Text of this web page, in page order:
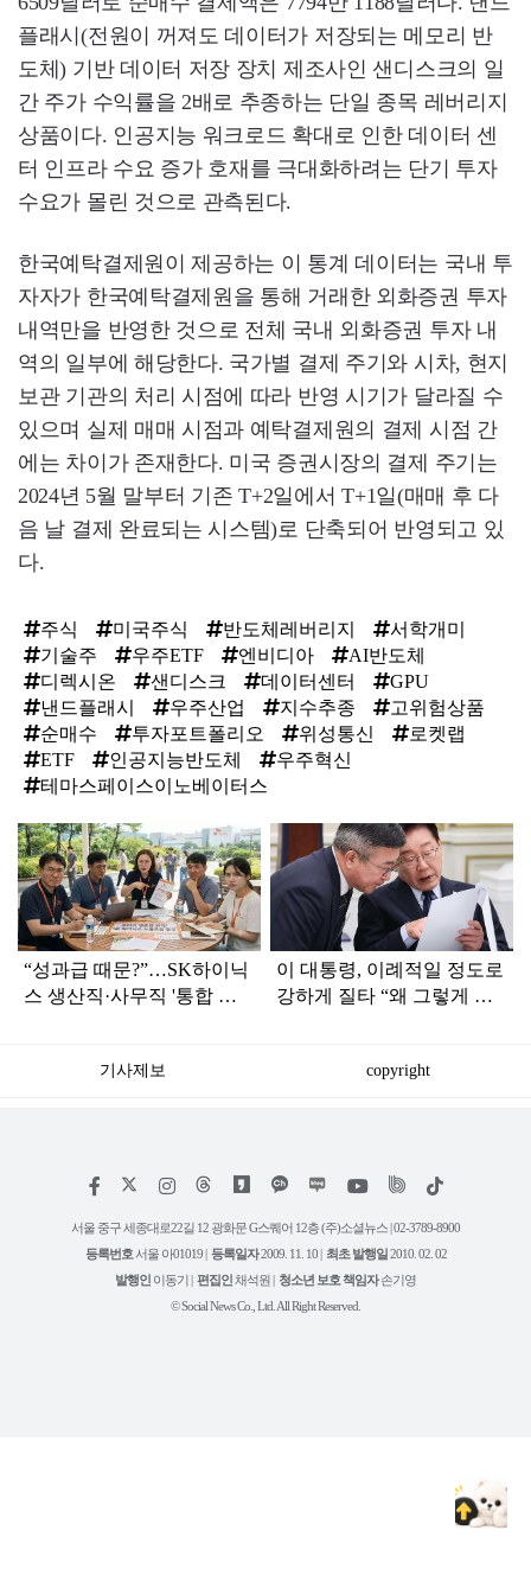
플래시(전원이 꺼져도 데이터가 저장되는 메모리 반
도체) 기반 데이터 저장 장치 제조사인 샌디스크의 일
간 주가 수익률을 2배로 추종하는 단일 종목 레버리지
상품이다. 인공지능 워크로드 확대로 인한 데이터 센
터 인프라 수요 증가 호재를 극대화하려는 단기 투자
수요가 몰린 것으로 관측된다.
한국예탁결제원이 제공하는 이 통계 데이터는 국내 투
자자가 한국예탁결제원을 통해 거래한 외화증권 투자
내역만을 반영한 것으로 전체 국내 외화증권 투자 내
역의 일부에 해당한다. 국가별 결제 주기와 시차, 현지
보관 기관의 처리 시점에 따라 반영 시기가 달라질 수
있으며 실제 매매 시점과 예탁결제원의 결제 시점 간
에는 차이가 존재한다. 미국 증권시장의 결제 주기는
2024년 5월 말부터 기존 T+2일에서 T+1일(매매 후 다
음 날 결제 완료되는 시스템)로 단축되어 반영되고 있
다.
주식 미국주식 반도체레버리지
서학개미
기술주
우주ETF 엔비디아
AI반도체
디렉시온
샌디스크 데이터센터
GPU
낸드플래시
우주산업 지수추종
고위험상품
순매수
투자포트폴리오 위성통신
로켓랩
ETF
인공지능반도체
우주혁신
테마스페이스이노베이터스
탑
라
인
“성과급 때문?”…SK하이닉
스 생산직·사무직 '통합 노
이 대통령, 이례적일 정도로
강하게 질타 “왜 그렇게 한
기사제보 copyright
페
스
인
타
램
위
트
유
튜
틱
서울 중구 세종대로22길 12 광화문 G스퀘어 12층 (주)소셜뉴스 | 02-3789-8900
등록번호서울 아01019 | 등록일자2009. 11. 10 | 최초 발행일 2010. 02. 02
발행인 이동기 | 편집인채석원 | 청소년 보호 책임자손기영
© Social News Co., Ltd. All Right Reserved.